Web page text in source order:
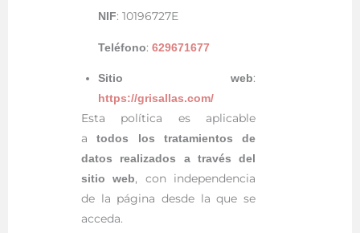
NIF: 10196727E
Teléfono: 629671677
Sitio web:
https://grisallas.com/
Esta política es aplicable
atodos los tratamientos de
datos realizados a través del
sitio web, con independencia
de la página desde la que se
acceda.